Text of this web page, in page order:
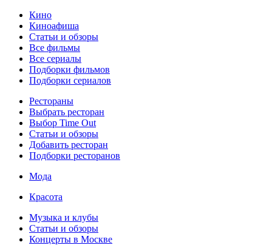
Кино
Киноафиша
Статьи и обзоры
Все фильмы
Все сериалы
Подборки фильмов
Подборки сериалов
Рестораны
Выбрать ресторан
Выбор Time Out
Статьи и обзоры
Добавить ресторан
Подборки ресторанов
Мода
Красота
Музыка и клубы
Статьи и обзоры
Концерты в Москве